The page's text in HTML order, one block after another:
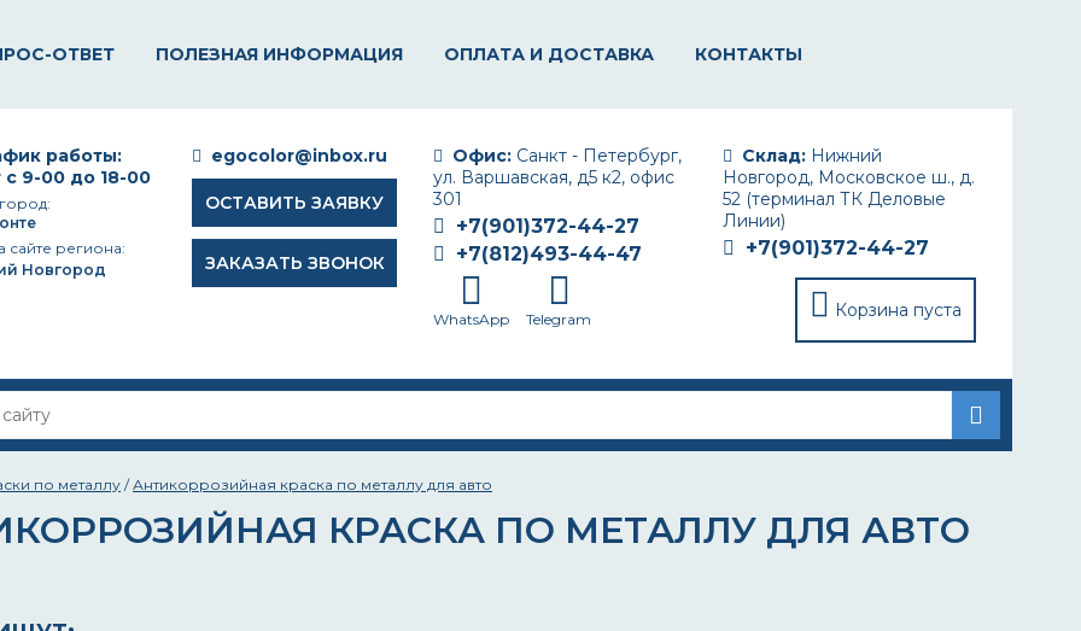
ОТВЕТ ПОЛЕЗНАЯ ИНФОРМАЦИЯ ОПЛАТА И ДОСТАВКА КОНТАКТЫ
Склад: Нижний
Новгород, Московское ш., д.
52 (терминал ТК Деловые
Линии)
+7(901)372-44-27
Корзина пуста
Офис: Санкт - Петербург,
ул. Варшавская, д5 к2, офис
301
+7(901)372-44-27
+7(812)493-44-47
WhatsApp Telegram
egocolor@inbox.ru
ОСТАВИТЬ ЗАЯВКУ
ЗАКАЗАТЬ ЗВОНОК
работы:
с 9-00 до 18-00
сайте региона:
Новгород
по металлу /Антикоррозийная краска по металлу для авто
КРАСКА ПО МЕТАЛЛУ ДЛЯ АВТО